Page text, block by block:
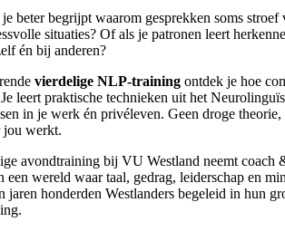
beter begrijpt waarom gesprekken soms stroef
situaties? Of als je patronen leert
én bij anderen?
vierdelige NLP-training ontdek je hoe
leert praktische technieken uit het
in je werk én privéleven. Geen droge theorie,
jou werkt.
avondtraining bij VU Westland neemt coach
wereld waar taal, gedrag, leiderschap en
jaren honderden Westlanders begeleid in hun